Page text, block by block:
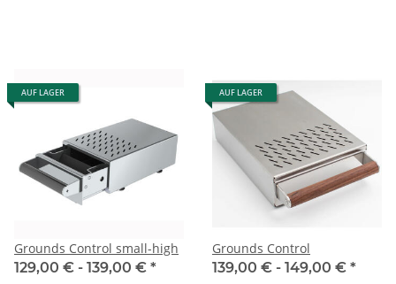
AUF LAGER
Grounds Control small-high
129,00 € - 139,00 € *
AUF LAGER
Grounds Control
139,00 € - 149,00 € *